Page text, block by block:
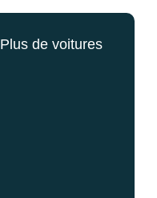
Plus de voitures